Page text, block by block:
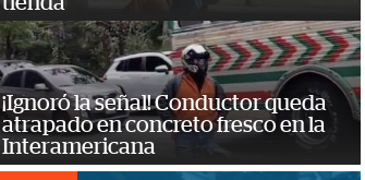
¡Ignoró la señal! Conductor queda
atrapado en concreto fresco en la
Interamericana